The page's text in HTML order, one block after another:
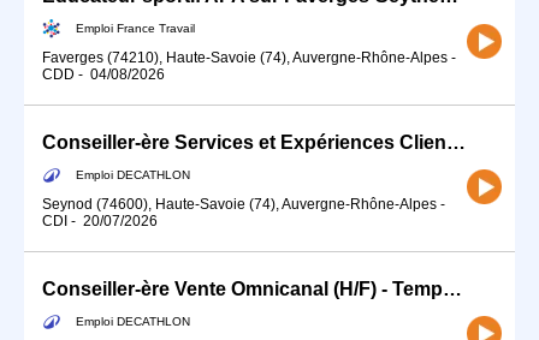
Emploi France Travail
Faverges (74210), Haute-Savoie (74), Auvergne-Rhône-Alpes -
CDD - 04/08/2026
Conseiller-ère Services et Expériences Client (H/F) - Temps partiel
Emploi DECATHLON
Seynod (74600), Haute-Savoie (74), Auvergne-Rhône-Alpes -
CDI - 20/07/2026
Conseiller-ère Vente Omnicanal (H/F) - Temps partiel
Emploi DECATHLON